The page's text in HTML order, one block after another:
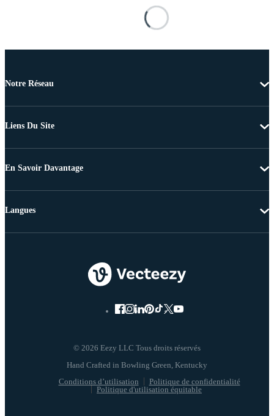
Notre Réseau
Liens Du Site
En Savoir Davantage
© 2026 Eezy LLC Tous droits réservés
Conditions d’utilisation
Politique de confidentialité
Politique d'utilisation équitable
Langues